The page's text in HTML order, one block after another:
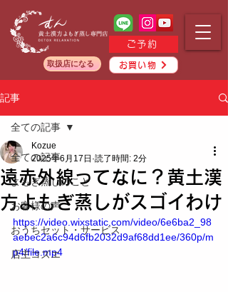
ご予約
お買い物
取扱店になる
記事
全ての記事
よもぎ蒸しのこと
お客様の声
おうちセット・サービス
店主コズエ
全ての記事
遠赤外線ってなに？黄土漢
方よもぎ蒸しがスゴイわけ
Kozue
2025年6月17日 読了時間: 2分
https://video.wixstatic.com/video/6e6ba2_98
aebec2a6c94d6fb2032d9af68dd1ee/360p/m
p4/file.mp4